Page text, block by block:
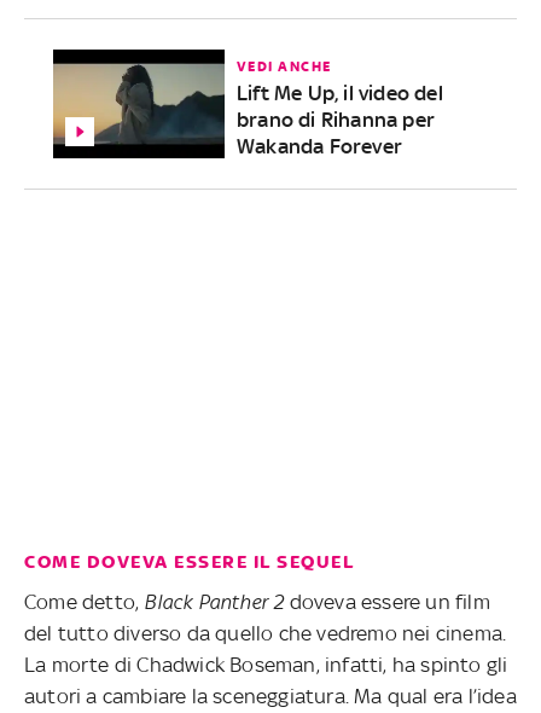
VEDI ANCHE
Lift Me Up, il video del
brano di Rihanna per
Wakanda Forever
COME DOVEVA ESSERE IL SEQUEL
Come detto, Black Panther 2doveva essere un film
del tutto diverso da quello che vedremo nei cinema.
La morte di Chadwick Boseman, infatti, ha spinto gli
autori a cambiare la sceneggiatura. Ma qual era l’idea